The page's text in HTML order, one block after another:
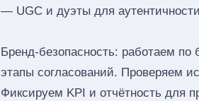
— UGC и дуэты для
Бренд‑безопасность: работаем
этапы согласований. Проверяем
Фиксируем KPI и отчётность для